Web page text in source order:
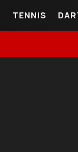
TENNIS